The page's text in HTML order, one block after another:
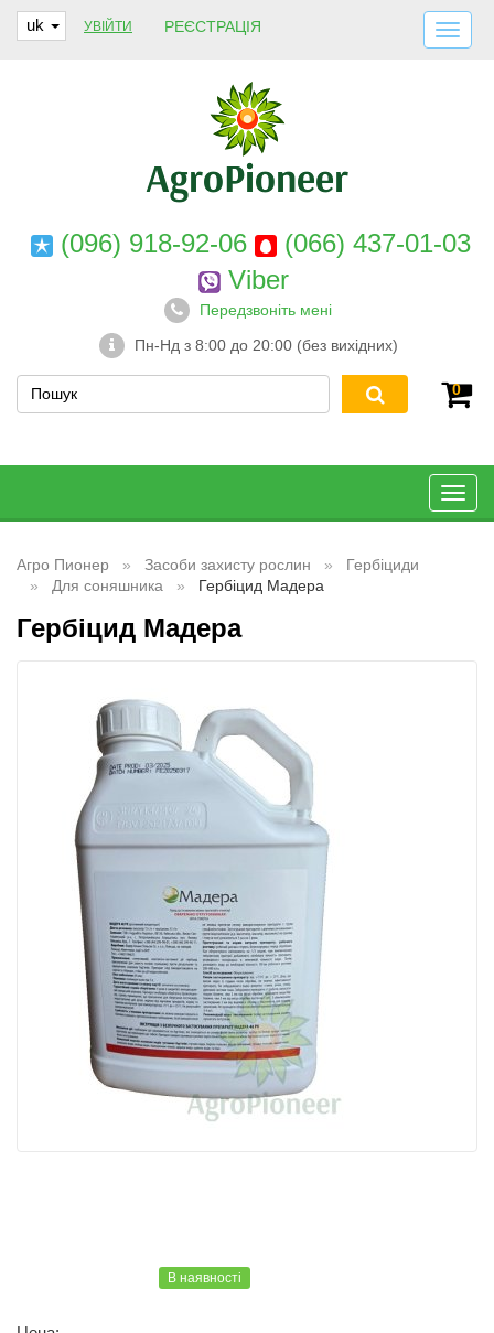
uk УВІЙТИ РЕЄСТРАЦІЯ
ДОСТАВКА І ОПЛАТА
ПРО НАС
ГАРАНТІЇ
КОНТАКТИ
(096) 918-92-06
(066) 437-01-03
Viber
Передзвоніть мені
Пн-Нд з 8:00 до 20:00 (без вихідних)
0
Агро Пионер Засоби захисту рослин
Гербіциди
Для соняшника
Гербіцид Мадера
Гербіцид Мадера
В наявності